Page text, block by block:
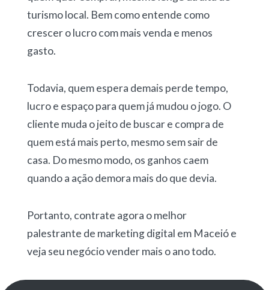
turismo local. Bem como entende como
crescer o lucro com mais venda e menos
gasto.
Todavia, quem espera demais perde tempo,
lucro e espaço para quem já mudou o jogo. O
cliente muda o jeito de buscar e compra de
quem está mais perto, mesmo sem sair de
casa. Do mesmo modo, os ganhos caem
quando a ação demora mais do que devia.
Portanto, contrate agora o melhor
palestrante de marketing digital em Maceió e
veja seu negócio vender mais o ano todo.